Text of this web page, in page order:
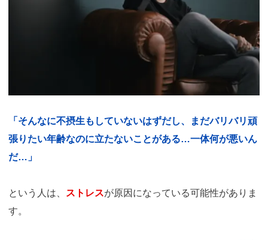
「そんなに不摂生もしていないはずだし、まだバリバリ頑
張りたい年齢なのに立たないことがある…一体何が悪いん
だ…」
という人は、 ストレスが原因になっている可能性がありま
す。